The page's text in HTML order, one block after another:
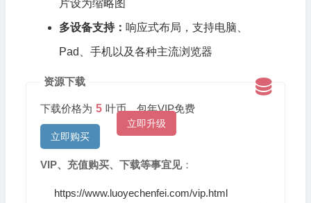
片设为缩略图
多设备支持： 响应式布局，支持电脑、
Pad、手机以及各种主流浏览器
资源下载
下载价格为 5 叶币，包年VIP免费
立即升级
立即购买
VIP、充值购买、下载等事宜见：
https://www.luoyechenfei.com/vip.html